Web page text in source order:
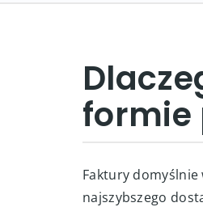
formie
Faktury
najszybszego